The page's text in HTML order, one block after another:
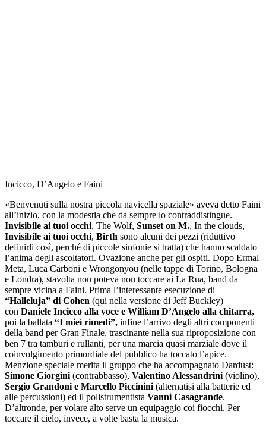
Incicco, D’Angelo e Faini
«Benvenuti sulla nostra piccola navicella spaziale» aveva detto Faini
all’inizio, con la modestia che da sempre lo contraddistingue.
Invisibile ai tuoi occhi, The Wolf, Sunset on M., In the clouds,
Invisibile ai tuoi occhi, Birth sono alcuni dei pezzi (riduttivo
definirli così, perché di piccole sinfonie si tratta) che hanno scaldato
l’anima degli ascoltatori. Ovazione anche per gli ospiti. Dopo Ermal
Meta, Luca Carboni e Wrongonyou (nelle tappe di Torino, Bologna
e Londra), stavolta non poteva non toccare ai La Rua, band da
sempre vicina a Faini. Prima l’interessante esecuzione di
“Halleluja” di Cohen (qui nella versione di Jeff Buckley)
con Daniele Incicco alla voce e William D’Angelo alla chitarra,
poi la ballata “I miei rimedi”, infine l’arrivo degli altri componenti
della band per Gran Finale, trascinante nella sua riproposizione con
ben 7 tra tamburi e rullanti, per una marcia quasi marziale dove il
coinvolgimento primordiale del pubblico ha toccato l’apice.
Menzione speciale merita il gruppo che ha accompagnato Dardust:
Simone Giorgini (contrabbasso), Valentino Alessandrini (violino),
Sergio Grandoni e Marcello Piccinini (alternatisi alla batterie ed
alle percussioni) ed il polistrumentista Vanni Casagrande.
D’altronde, per volare alto serve un equipaggio coi fiocchi. Per
toccare il cielo, invece, a volte basta la musica.